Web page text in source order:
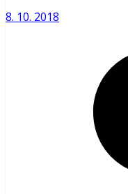
8. 10. 2018